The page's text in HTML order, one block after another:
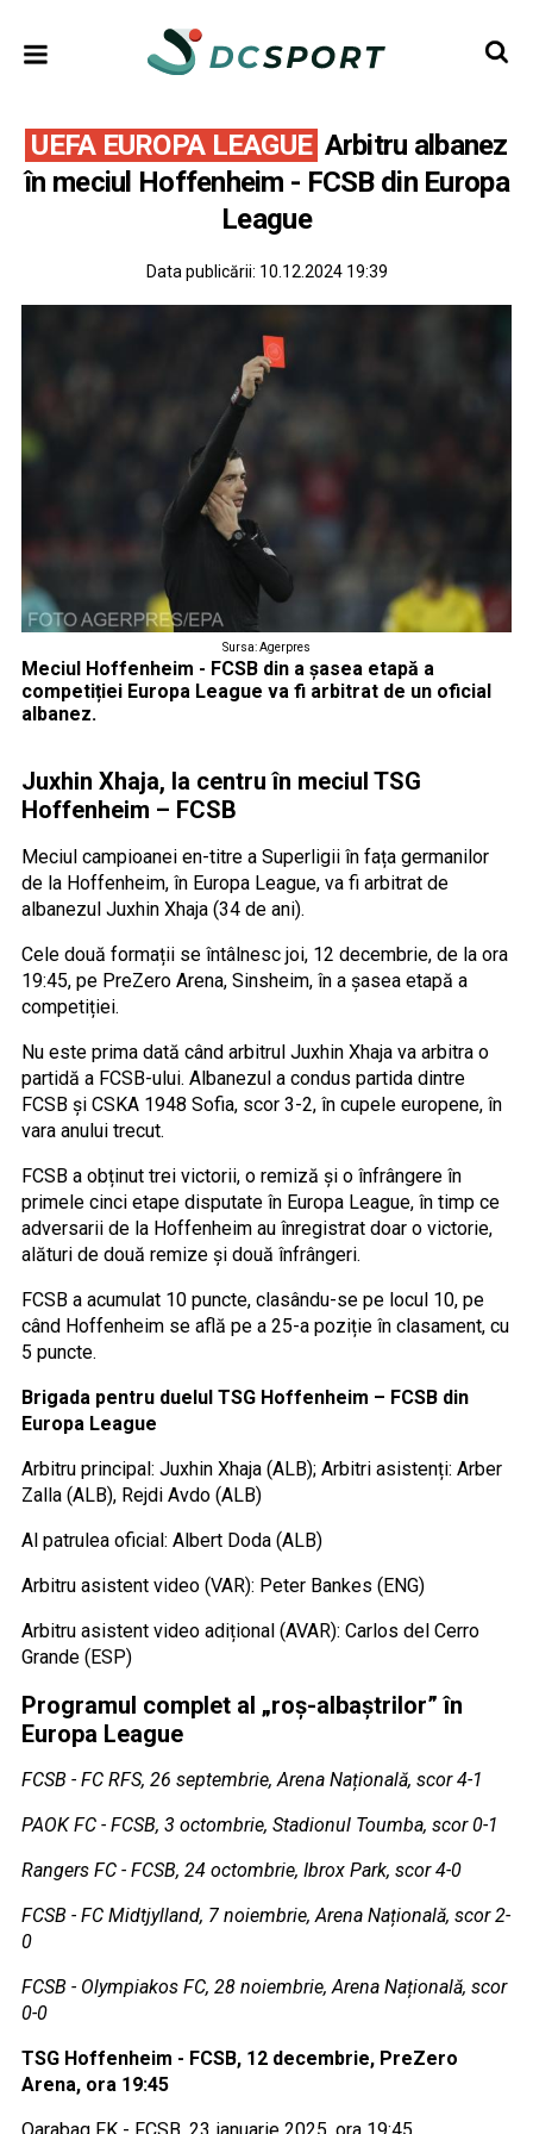
UEFA EUROPA LEAGUE Arbitru albanez
în meciul Hoffenheim - FCSB din Europa
League
Data publicării: 10.12.2024 19:39
Sursa: Agerpres
Meciul Hoffenheim - FCSB din a șasea etapă a
competiției Europa League va fi arbitrat de un oficial
albanez.
Juxhin Xhaja, la centru în meciul TSG
Hoffenheim – FCSB
Meciul campioanei en-titre a Superligii în fața germanilor
de la Hoffenheim, în Europa League, va fi arbitrat de
albanezul Juxhin Xhaja (34 de ani).
Cele două formații se întâlnesc joi, 12 decembrie, de la ora
19:45, pe PreZero Arena, Sinsheim, în a șasea etapă a
competiției.
Nu este prima dată când arbitrul Juxhin Xhaja va arbitra o
partidă a FCSB-ului. Albanezul a condus partida dintre
FCSB și CSKA 1948 Sofia, scor 3-2, în cupele europene, în
vara anului trecut.
FCSB a obținut trei victorii, o remiză și o înfrângere în
primele cinci etape disputate în Europa League, în timp ce
adversarii de la Hoffenheim au înregistrat doar o victorie,
alături de două remize și două înfrângeri.
FCSB a acumulat 10 puncte, clasându-se pe locul 10, pe
când Hoffenheim se află pe a 25-a poziție în clasament, cu
5 puncte.
Brigada pentru duelul TSG Hoffenheim – FCSB din
Europa League
Arbitru principal: Juxhin Xhaja (ALB); Arbitri asistenți: Arber
Zalla (ALB), Rejdi Avdo (ALB)
Al patrulea oficial: Albert Doda (ALB)
Arbitru asistent video (VAR): Peter Bankes (ENG)
Arbitru asistent video adițional (AVAR): Carlos del Cerro
Grande (ESP)
Programul complet al „roș-albaștrilor” în
Europa League
FCSB - FC RFS, 26 septembrie, Arena Națională, scor 4-1
PAOK FC - FCSB, 3 octombrie, Stadionul Toumba, scor 0-1
Rangers FC - FCSB, 24 octombrie, Ibrox Park, scor 4-0
FCSB - FC Midtjylland, 7 noiembrie, Arena Națională, scor 2-
0
FCSB - Olympiakos FC, 28 noiembrie, Arena Națională, scor
0-0
TSG Hoffenheim - FCSB, 12 decembrie, PreZero
Arena, ora 19:45